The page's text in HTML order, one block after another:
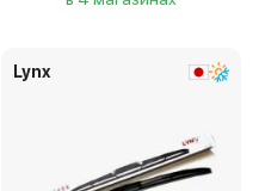
Lynx